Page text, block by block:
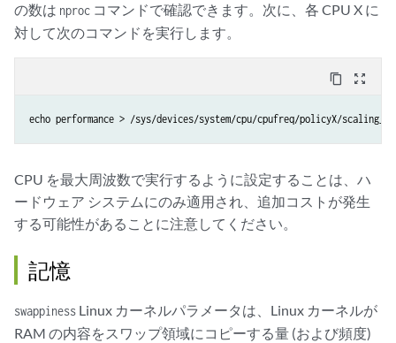
の数は nproc コマンドで確認できます。次に、各 CPU X に
対して次のコマンドを実行します。
content_copy zoom_out_map
echo performance > /sys/devices/system/cpu/cpufreq/policyX/
CPU を最大周波数で実行するように設定することは、ハ
ードウェア システムにのみ適用され、追加コストが発生
する可能性があることに注意してください。
記憶
swappiness Linux カーネルパラメータは、Linux カーネルが
RAM の内容をスワップ領域にコピーする量 (および頻度)